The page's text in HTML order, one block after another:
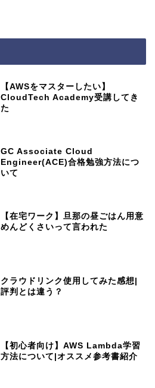
【AWSをマスターしたい】
CloudTech Academy受講してき
た
GC Associate Cloud
Engineer(ACE)合格勉強方法につ
いて
【在宅ワーク】旦那の昼ごはん用意
めんどくさいって言われた
クラウドリンク使用してみた感想|
評判とは違う？
【初心者向け】AWS Lambda学習
方法について|オススメ参考書紹介